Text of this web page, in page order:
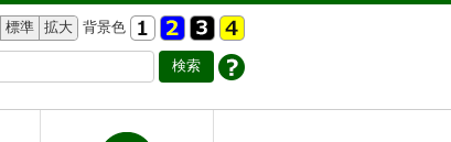
標準 拡大 背景色